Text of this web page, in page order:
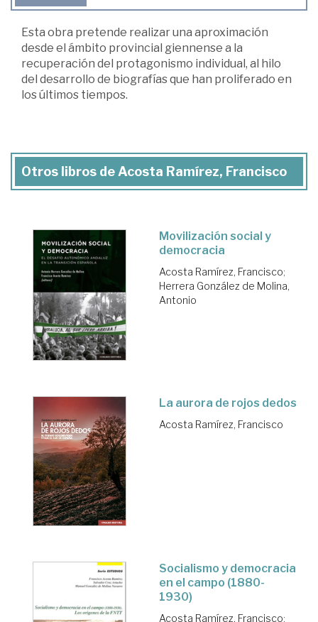
Esta obra pretende realizar una aproximación
desde el ámbito provincial giennense a la
recuperación del protagonismo individual, al hilo
del desarrollo de biografías que han proliferado en
los últimos tiempos.
Otros libros de Acosta Ramírez, Francisco
Movilización social y
democracia
Acosta Ramírez, Francisco;
Herrera González de Molina,
Antonio
La aurora de rojos dedos
Acosta Ramírez, Francisco
Socialismo y democracia
en el campo (1880-
1930)
Acosta Ramírez, Francisco;